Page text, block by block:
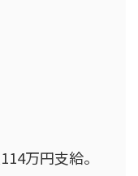
万円支給。